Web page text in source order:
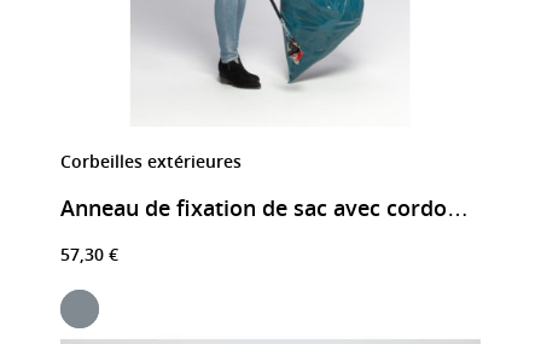
Corbeilles extérieures
Anneau de fixation de sac avec cordon caoutchouté
57,30 €